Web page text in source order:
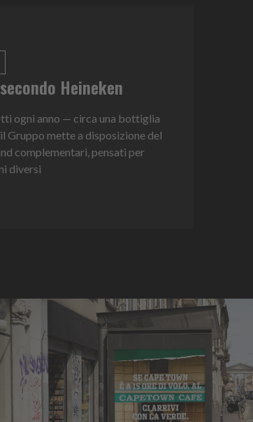
Heineken
ogni anno — circa una bottiglia
Gruppo mette a disposizione del
complementari, pensati per
diversi